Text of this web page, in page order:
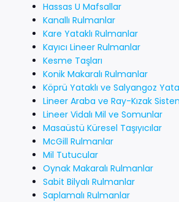
Hassas U Mafsallar
Kanallı Rulmanlar
Kare Yataklı Rulmanlar
Kayıcı Lineer Rulmanlar
Kesme Taşları
Konik Makaralı Rulmanlar
Köprü Yataklı ve Salyangoz
Lineer Araba ve Ray-Kızak
Lineer Vidalı Mil ve Somunlar
Masaüstü Küresel Taşıyıcılar
McGill Rulmanlar
Mil Tutucular
Oynak Makaralı Rulmanlar
Sabit Bilyalı Rulmanlar
Saplamalı Rulmanlar